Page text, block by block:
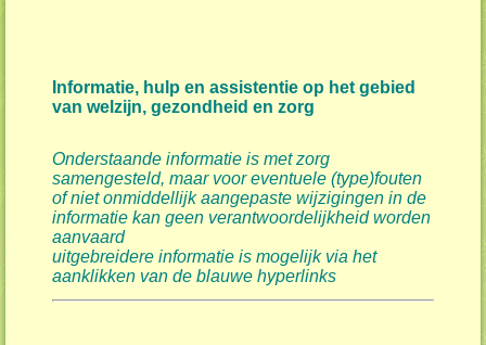
Informatie, hulp en assistentie op het gebied
van welzijn, gezondheid en zorg
Onderstaande informatie is met zorg
samengesteld, maar voor eventuele (type)fouten
of niet onmiddellijk aangepaste wijzigingen in de
informatiekan geen verantwoordelijkheid worden
aanvaard
uitgebreidere informatie is mogelijk via het
aanklikken van de blauwe hyperlinks